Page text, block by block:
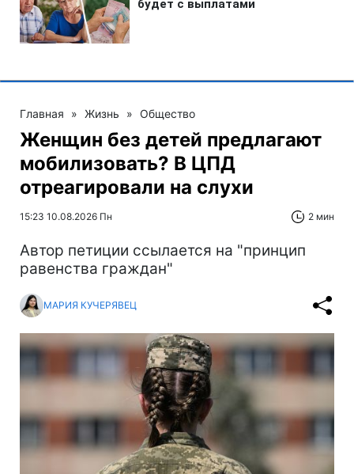
Главная » Жизнь » Общество
Женщин без детей предлагают
мобилизовать? В ЦПД
отреагировали на слухи
15:23 10.08.2026 Пн 2 мин
Автор петиции ссылается на "принцип
равенства граждан"
МАРИЯ КУЧЕРЯВЕЦ